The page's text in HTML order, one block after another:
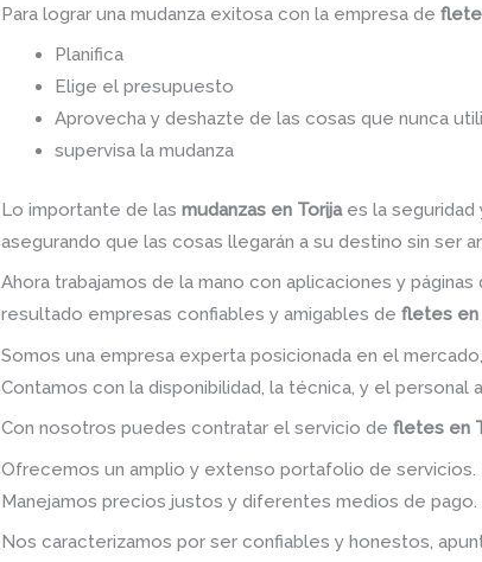
Para lograr una mudanza exitosa con la empresa de
Planifica
Elige el presupuesto
Aprovecha y deshazte de las cosas que nunca
supervisa la mudanza
Lo importante de lasmudanzas en Torija es la
asegurando que las cosas llegarán a su destino sin ser
Ahora trabajamos de la mano con aplicaciones y
resultado empresas confiables y amigables defletes en
Somos una empresa experta posicionada en el
Contamos con la disponibilidad, la técnica, y el personal
Con nosotros puedes contratar el servicio defletes en
Ofrecemos un amplio y extenso portafolio de
Manejamos precios justos y diferentes medios de pago.
Nos caracterizamos por ser confiables y honestos,